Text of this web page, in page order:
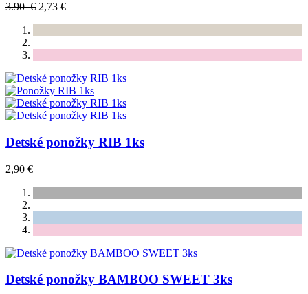
3.90 € 2,73 €
Detské ponožky RIB 1ks
2,90 €
Detské ponožky BAMBOO SWEET 3ks